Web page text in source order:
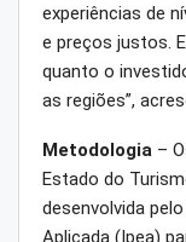
experiências de
e preços justos.
quanto o
as regiões”,
Metodologia –
Estado do
desenvolvida
Aplicada (Ipea)